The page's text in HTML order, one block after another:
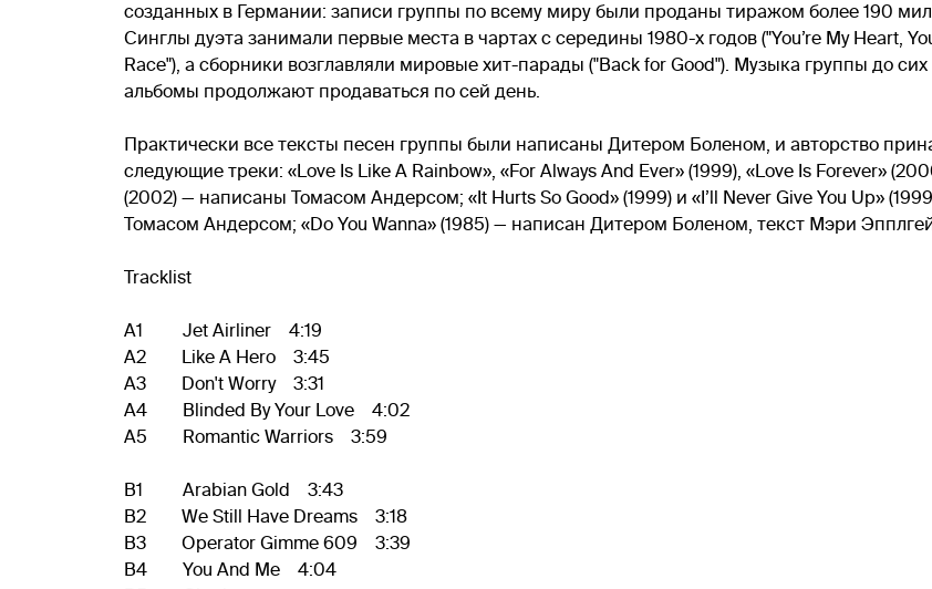
созданных в Германии: записи группы по всему миру были проданы тиражом более 190
Синглы дуэта занимали первые места в чартах с середины 1980-х годов ("You’re My Heart,
Race"), а сборники возглавляли мировые хит-парады ("Back for Good"). Музыка группы до
альбомы продолжают продаваться по сей день.
Практически все тексты песен группы были написаны Дитером Боленом, и авторство
следующие треки: «Love Is Like A Rainbow», «For Always And Ever» (1999), «Love Is Forever»
(2002) — написаны Томасом Андерсом; «It Hurts So Good» (1999) и «I’ll Never Give You Up»
Томасом Андерсом; «Do You Wanna» (1985) — написан Дитером Боленом, текст Мэри
Tracklist
A1 Jet Airliner 4:19
A2 Like A Hero 3:45
A3 Don't Worry 3:31
A4 Blinded By Your Love 4:02
A5 Romantic Warriors 3:59
B1 Arabian Gold 3:43
B2 We Still Have Dreams 3:18
B3 Operator Gimme 609 3:39
B4 You And Me 4:04